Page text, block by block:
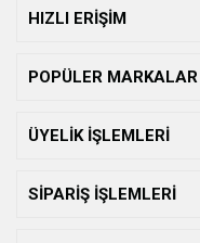
HIZLI ERİŞİM
POPÜLER MARKALAR
ÜYELİK İŞLEMLERİ
SİPARİŞ İŞLEMLERİ